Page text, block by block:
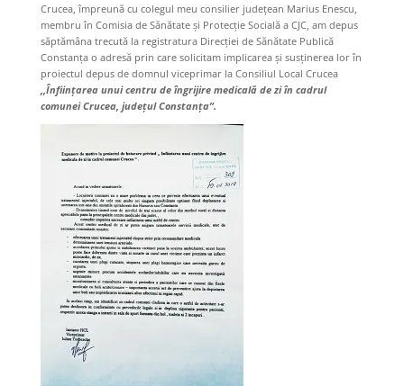
Crucea, împreună cu colegul meu consilier județean Marius Enescu,
membru în Comisia de Sănătate și Protecție Socială a CJC, am depus
săptămâna trecută la registratura Direcției de Sănătate Publică
Constanța o adresă prin care solicitam implicarea și susținerea lor în
proiectul depus de domnul viceprimar la Consiliul Local Crucea
,,Înființarea unui centru de îngrijire medicală de zi în cadrul
comunei Crucea, județul Constanța”.